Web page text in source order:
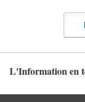
L'Information en